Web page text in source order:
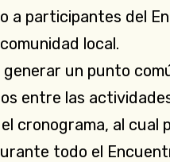
a participantes del
local.
generar un punto
entre las
cronograma, al cual
todo el